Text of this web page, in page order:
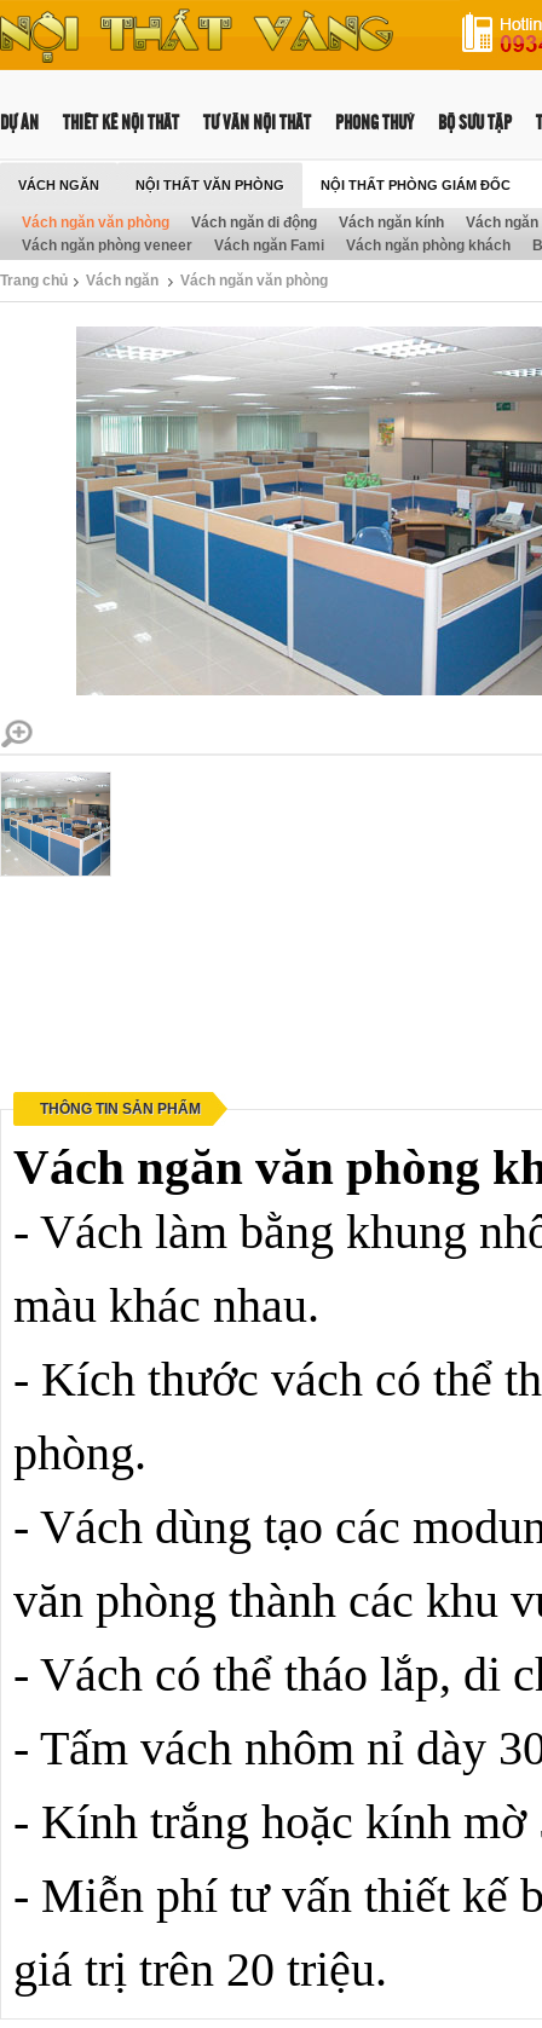
DỰ ÁN THIẾT KẾ NỘI THẤT TƯ VẤN NỘI THẤT PHONG THUỶ BỘ SƯU TẬP
VÁCH NGĂN NỘI THẤT VĂN PHÒNG NỘI THẤT PHÒNG GIÁM ĐỐC
NỘI THẤT TRƯỜNG HỌC
Vách ngăn văn phòng Vách ngăn di động Vách ngăn kính
Vách
Vách ngăn phòng veneer
Vách ngăn Fami Vách ngăn phòng khách
Trang chủ Vách ngăn Vách ngăn văn phòng
THÔNG TIN SẢN PHẨM
Vách ngăn văn phòng
- Vách làm bằng khung
màu khác nhau.
- Kích thước vách có thể
phòng.
- Vách dùng tạo các
văn phòng thành các khu
- Vách có thể tháo lắp, di
- Tấm vách nhôm nỉ dày
- Kính trắng hoặc kính mờ
- Miễn phí tư vấn thiết kế
giá trị trên 20 triệu.